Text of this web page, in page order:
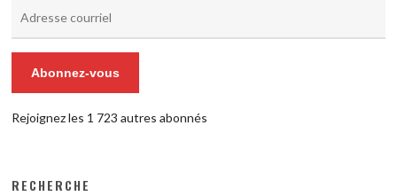
Abonnez-vous
Rejoignez les 1 723 autres abonnés
RECHERCHE